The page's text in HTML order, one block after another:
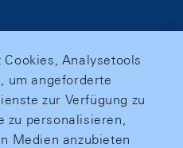
Analysetools
um angeforderte
zur Verfügung zu
zu personalisieren,
Medien anzubieten